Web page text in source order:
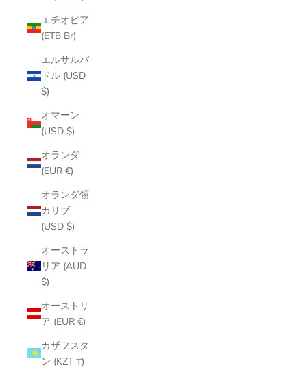
エチオピア
(ETB Br)
エルサルバ
ドル (USD
$)
オマーン
(USD $)
オランダ
(EUR €)
オランダ領
カリブ
(USD $)
オーストラ
リア (AUD
$)
オーストリ
ア (EUR €)
カザフスタ
ン (KZT ₸)